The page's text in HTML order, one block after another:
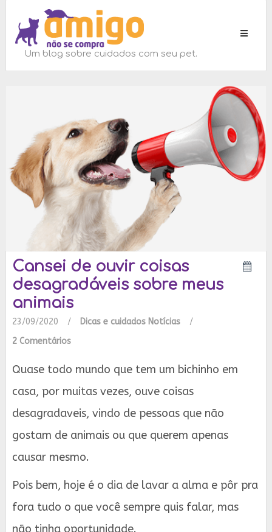
Toggle
Um blog sobre cuidados com seu pet.
Cansei de ouvir coisas
desagradáveis sobre meus
animais
23/09/2020 / Dicas e cuidados Notícias
/
2 Comentários
Quase todo mundo que tem um bichinho em
casa, por muitas vezes, ouve coisas
desagradaveis, vindo de pessoas que não
gostam de animais ou que querem apenas
causar mesmo.
Pois bem, hoje é o dia de lavar a alma e pôr pra
fora tudo o que você sempre quis falar, mas
não tinha oportunidade.